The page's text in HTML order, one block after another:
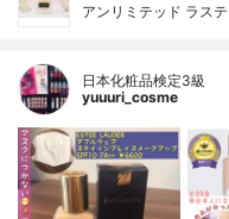
アンリミテッド ラス
日本化粧品検定3級
yuuuri_cosme